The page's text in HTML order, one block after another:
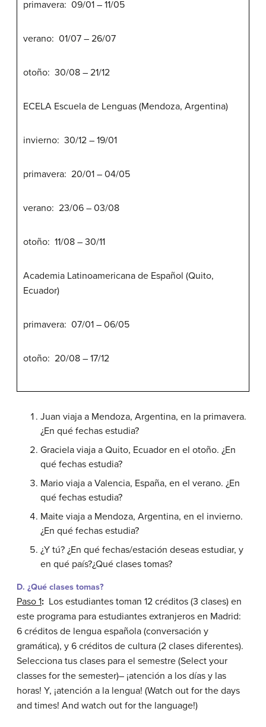
primavera: 09/01 – 11/05
verano: 01/07 – 26/07
otoño: 30/08 – 21/12
ECELA Escuela de Lenguas (Mendoza, Argentina)
invierno: 30/12 – 19/01
primavera: 20/01 – 04/05
verano: 23/06 – 03/08
otoño: 11/08 – 30/11
Academia Latinoamericana de Español (Quito,
Ecuador)
primavera: 07/01 – 06/05
otoño: 20/08 – 17/12
Juan viaja a Mendoza, Argentina, en la primavera.
¿En qué fechas estudia?
Graciela viaja a Quito, Ecuador en el otoño. ¿En
qué fechas estudia?
Mario viaja a Valencia, España, en el verano. ¿En
qué fechas estudia?
Maite viaja a Mendoza, Argentina, en el invierno.
¿En qué fechas estudia?
¿Y tú? ¿En qué fechas/estación deseas estudiar, y
en qué país?¿Qué clases tomas?
D. ¿Qué clases tomas?
Paso 1: Los estudiantes toman 12 créditos (3 clases) en
este programa para estudiantes extranjeros en Madrid:
6 créditos de lengua española (conversación y
gramática), y 6 créditos de cultura (2 clases diferentes).
Selecciona tus clases para el semestre (Select your
classes for the semester)– ¡atención a los días y las
horas! Y, ¡atención a la lengua! (Watch out for the days
and times! And watch out for the language!)